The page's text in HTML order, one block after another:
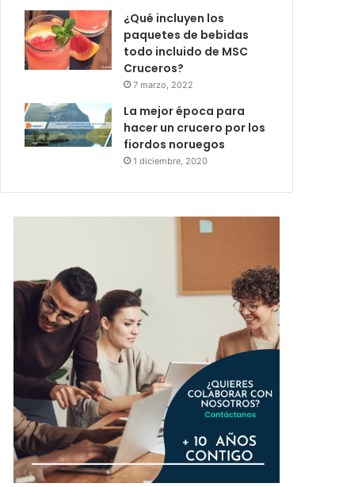
¿Qué incluyen los
paquetes de bebidas
todo incluido de MSC
Cruceros?
7 marzo, 2022
La mejor época para
hacer un crucero por los
fiordos noruegos
1 diciembre, 2020